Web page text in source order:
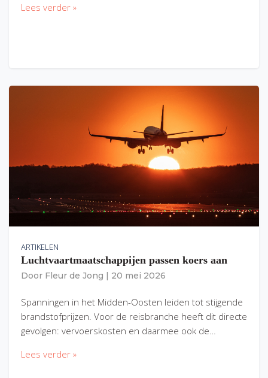
Lees verder »
ARTIKELEN
Luchtvaartmaatschappijen passen koers aan
Door Fleur de Jong 20 mei 2026
Spanningen in het Midden-Oosten leiden tot stijgende
brandstofprijzen. Voor de reisbranche heeft dit directe
gevolgen: vervoerskosten en daarmee ook de…
Lees verder »